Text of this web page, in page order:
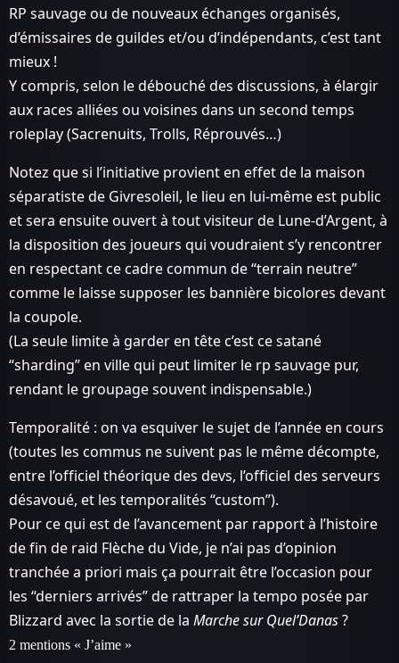
RP sauvage ou de nouveaux échanges organisés,
d’émissaires de guildes et/ou d’indépendants, c’est tant
mieux !
Y compris, selon le débouché des discussions, à élargir
aux races alliées ou voisines dans un second temps
roleplay (Sacrenuits, Trolls, Réprouvés…)
Notez que si l’initiative provient en effet de la maison
séparatiste de Givresoleil, le lieu en lui-même est public
et sera ensuite ouvert à tout visiteur de Lune-d’Argent, à
la disposition des joueurs qui voudraient s’y rencontrer
en respectant ce cadre commun de “terrain neutre”
comme le laisse supposer les bannière bicolores devant
la coupole.
(La seule limite à garder en tête c’est ce satané
“sharding” en ville qui peut limiter le rp sauvage pur,
rendant le groupage souvent indispensable.)
Temporalité : on va esquiver le sujet de l’année en cours
(toutes les commus ne suivent pas le même décompte,
entre l’officiel théorique des devs, l’officiel des serveurs
désavoué, et les temporalités “custom”).
Pour ce qui est de l’avancement par rapport à l’histoire
de fin de raid Flèche du Vide, je n’ai pas d’opinion
tranchée a priori mais ça pourrait être l’occasion pour
les “derniers arrivés” de rattraper la tempo posée par
Blizzard avec la sortie de la Marche sur Quel’Danas?
2 mentions « J’aime »